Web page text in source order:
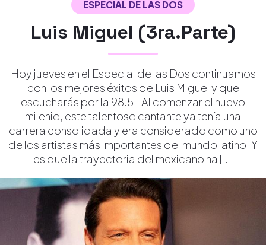
ESPECIAL DE LAS DOS
Luis Miguel (3ra.Parte)
Hoy jueves en el Especial de las Dos continuamos
con los mejores éxitos de Luis Miguel y que
escucharás por la 98.5!. Al comenzar el nuevo
milenio, este talentoso cantante ya tenía una
carrera consolidada y era considerado como uno
de los artistas más importantes del mundo latino. Y
es que la trayectoria del mexicano ha […]